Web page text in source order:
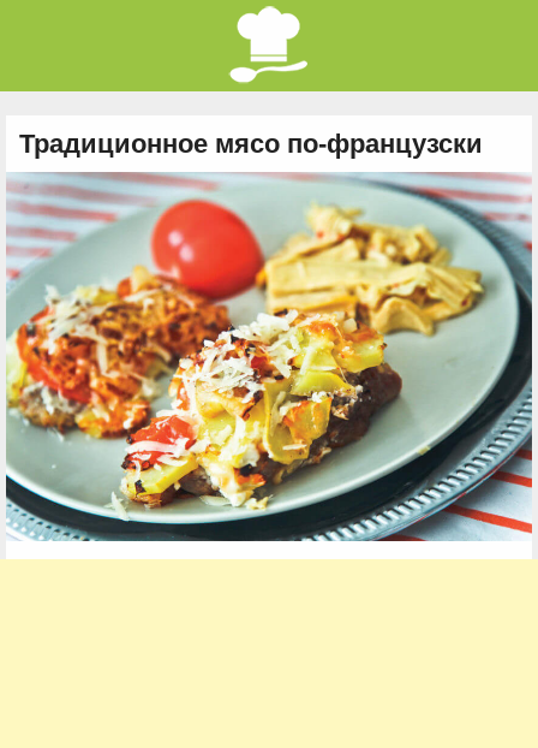
Традиционное мясо по-французски